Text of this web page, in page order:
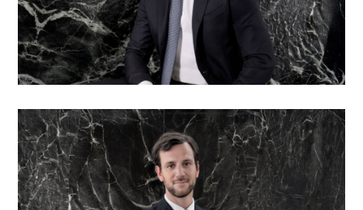
Gabriele Badinotti
Consulente agli investimenti